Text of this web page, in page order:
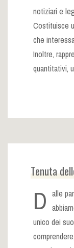
notiziari e
Costituisce
che
Inoltre,
quantitativi,
Tenuta
D alle
unico dei